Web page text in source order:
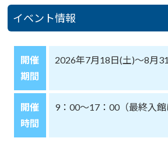
イベント情報
開催
期間
2026年7月18日(土)～8月
開催
時間
9：00～17：00（最終入館